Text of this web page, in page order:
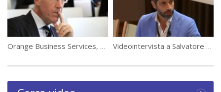
Orange Business Services, un ecosistema integrato per le smart city Videointervista a Salvatore Majorana, Istituto Italiano di Tecnologia